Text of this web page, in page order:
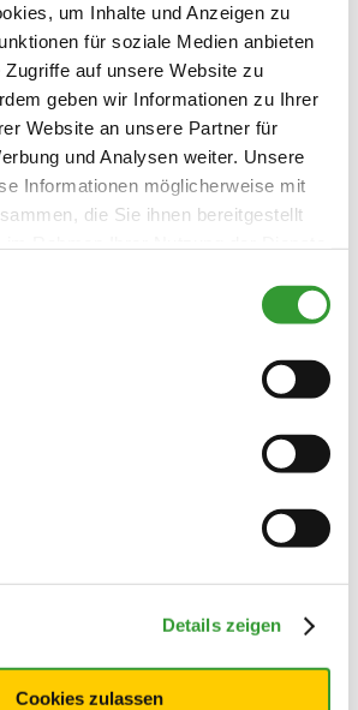
um Inhalte und Anzeigen zu
für soziale Medien anbieten
auf unsere Website zu
geben wir Informationen zu Ihrer
Website an unsere Partner für
und Analysen weiter. Unsere
Informationen möglicherweise mit
die Sie ihnen bereitgestellt
Details zeigen
Cookies zulassen
Extras
von den Vorteilen der
von Gratis-Leistungen
auch gleich am
Alm, Teilnahme an